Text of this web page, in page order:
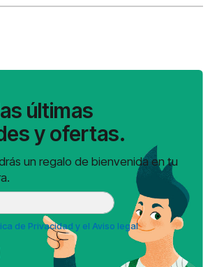
últimas
y ofertas.
un regalo de bienvenida en tu
de Privacidad y el Aviso legal